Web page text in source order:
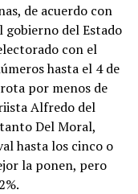
de acuerdo con
gobierno del Estado
con el
hasta el 4 de
por menos de
Alfredo del
Del Moral,
hasta los cinco o
la ponen, pero